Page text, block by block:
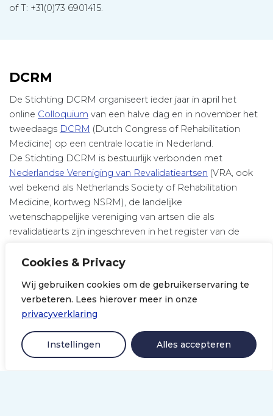
Cookies & Privacy
Wij gebruiken cookies om de gebruikerservaring te
verbeteren. Lees hierover meer in onze
privacyverklaring
Instellingen Alles accepteren
of T: +31(0)73 6901415.
DCRM
De Stichting DCRM organiseert ieder jaar in april het
online Colloquium van een halve dag en in november het
tweedaags DCRM (Dutch Congress of Rehabilitation
Medicine) op een centrale locatie in Nederland.
De Stichting DCRM is bestuurlijk verbonden met
Nederlandse Vereniging van Revalidatieartsen (VRA, ook
wel bekend als Netherlands Society of Rehabilitation
Medicine, kortweg NSRM), de landelijke
wetenschappelijke vereniging van artsen die als
revalidatiearts zijn ingeschreven in het register van de
LinkedIn
Snel naar
Revalidatie.nl
Events